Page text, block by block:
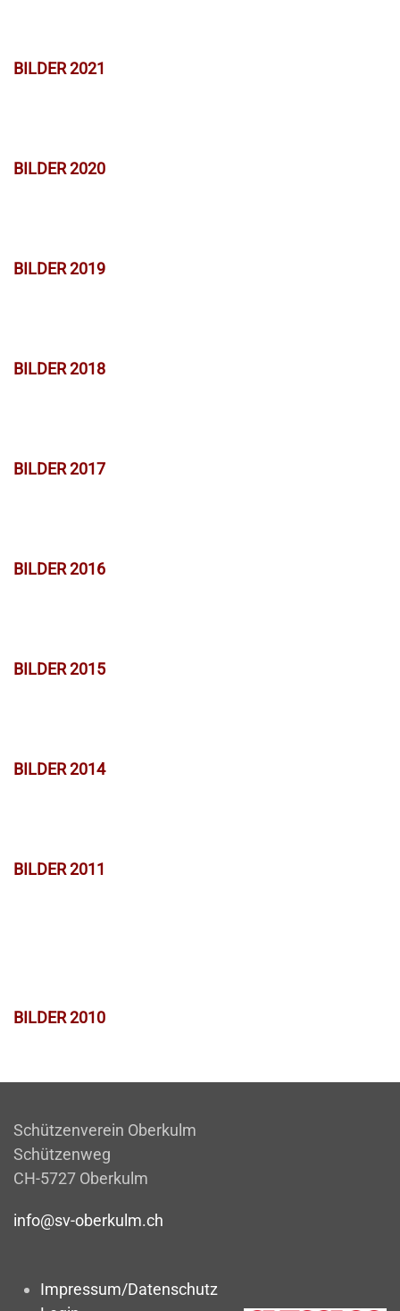
BILDER 2021
BILDER 2020
BILDER 2019
BILDER 2018
BILDER 2017
BILDER 2016
BILDER 2015
BILDER 2014
BILDER 2011
BILDER 2010
Schützenverein Oberkulm
Schützenweg
CH-5727 Oberkulm
info@sv-oberkulm.ch
Impressum/Datenschutz